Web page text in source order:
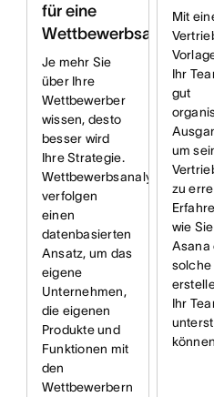
für eine
Wettbewerbsanalyse
Je mehr Sie
über Ihre
Wettbewerber
wissen, desto
besser wird
Ihre Strategie.
Wettbewerbsanalysen
verfolgen
einen
datenbasierten
Ansatz, um das
eigene
Unternehmen,
die eigenen
Produkte und
Funktionen mit
den
Wettbewerbern
Mit
Ihr
gut
um
zu
wie
Asana
solche
Ihr